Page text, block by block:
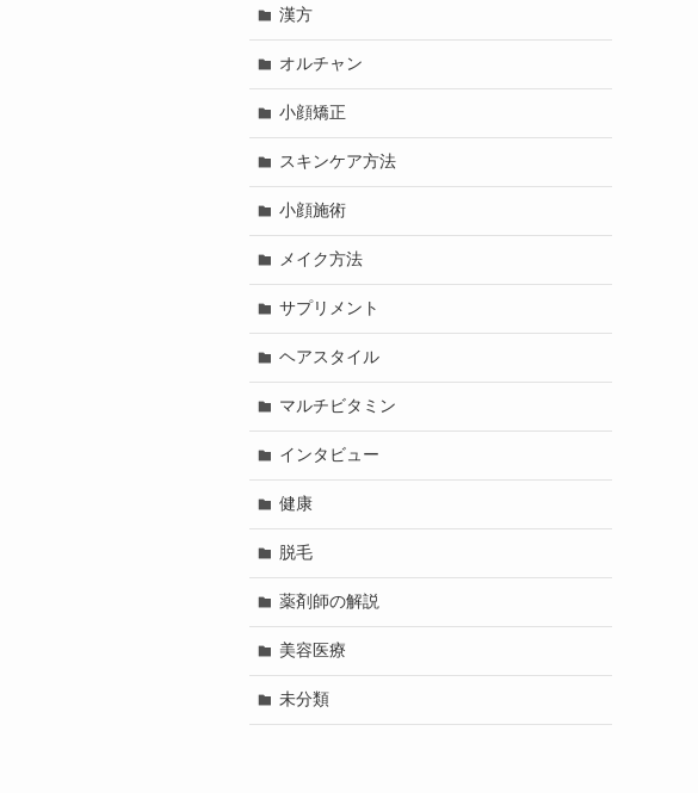
漢方
オルチャン
小顔矯正
スキンケア方法
小顔施術
メイク方法
サプリメント
ヘアスタイル
マルチビタミン
インタビュー
健康
脱毛
薬剤師の解説
美容医療
未分類